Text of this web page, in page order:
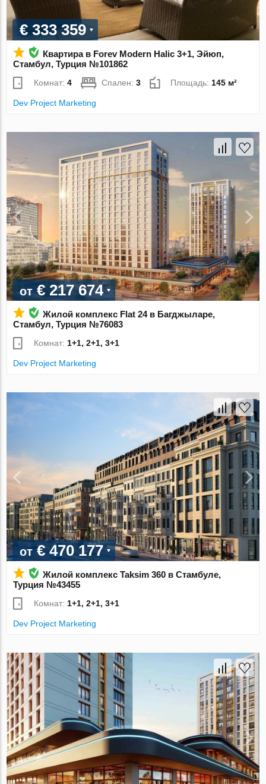
€ 333 359
Квартира в Forev Modern Halic 3+1, Эйюп,
Стамбул, Турция №101862
Комнат:4 Спален:3 Площадь:145 м²
Dev Project Marketing
от€ 217 674
Жилой комплекс Flat 24 в Багджыларе,
Стамбул, Турция №76083
Комнат: 1+1, 2+1, 3+1
Dev Project Marketing
от€ 470 177
Жилой комплекс Taksim 360 в Стамбуле,
Турция №43455
Комнат: 1+1, 2+1, 3+1
Dev Project Marketing